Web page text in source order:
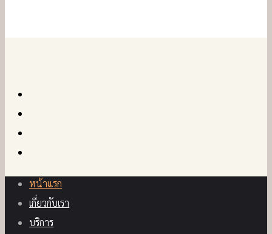
หน้าแรก
เกี่ยวกับเรา
บริการ